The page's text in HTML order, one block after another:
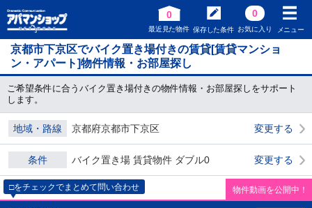
0
最近見た物件 保存した条件
0
お気に入り メニュー
京都市下京区でバイク置き場付きの賃貸[賃貸マンショ
ン・アパート]物件情報・お部屋探し
ご希望条件に合うバイク置き場付きの物件情報・お部屋探しをサポート
します。
地域・路線 京都府京都市下京区 変更する
条件 バイク置き場 賃貸物件 ダブル0 変更する
□をチェックでまとめて問い合わせ 物件動画を公開中！